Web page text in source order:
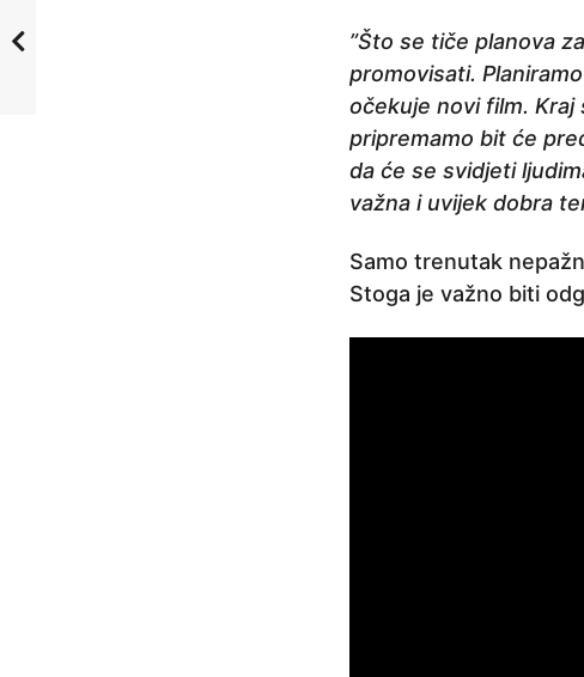
”Što se tiče planova
promovisati.
očekuje novi film. Kraj
pripremamo bit će
da će se svidjeti
važna i uvijek dobra
Samo trenutak
Stoga je važno biti